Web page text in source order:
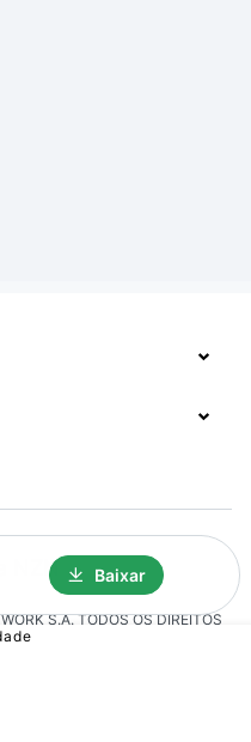
Baixar
S.A. TODOS OS DIREITOS